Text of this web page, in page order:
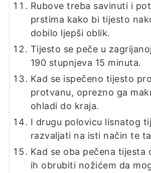
Rubove treba savinuti i
prstima kako bi tijesto
dobilo ljepši oblik.
Tijesto se peče u
190 stupnjeva 15 minuta.
Kad se ispečeno tijesto
protvanu, oprezno ga
ohladi do kraja.
I drugu polovicu lisnatog
razvaljati na isti način te
Kad se oba pečena tijesta
ih obrubiti nožićem da